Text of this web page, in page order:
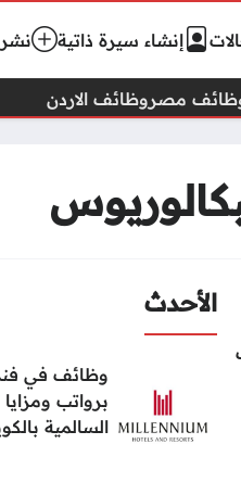
إنشاء سيرة ذاتية
مصروظائف الاردن
الأحدث
وظائف في
برواتب
السالمية